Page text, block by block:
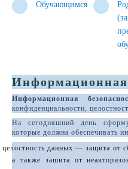
Обучающимся
Информационная
Информационная
конфиденциальности,
На сегодняшний день
которые должна обеспечивать
целостность данных — защита от
а также зашита от